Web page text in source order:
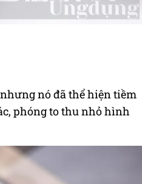
nó đã thể hiện tiềm
phóng to thu nhỏ hình